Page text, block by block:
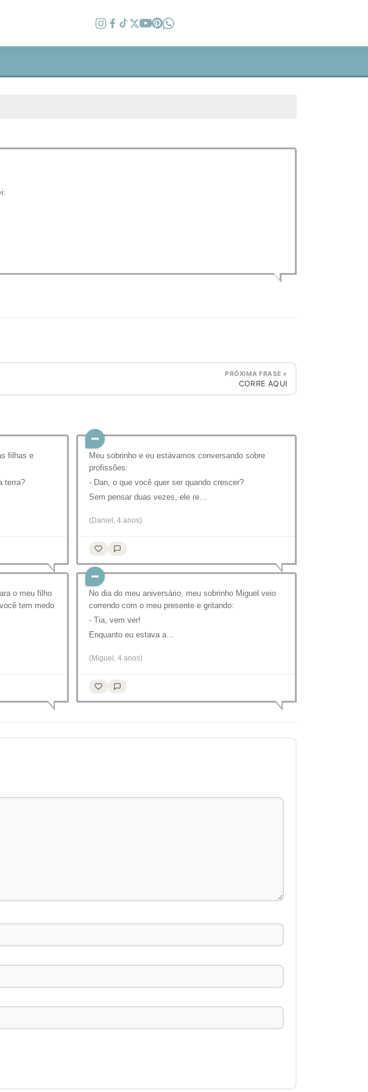
PRÓXIMA FRASE »
CORRE AQUI
filhas e
terra?
Meu sobrinho e eu estávamos conversando sobre
profissões:
- Dan, o que você quer ser quando crescer?
Sem pensar duas vezes, ele re…
(Daniel, 4 anos)
o meu filho
tem medo
No dia do meu aniversário, meu sobrinho Miguel veio
correndo com o meu presente e gritando:⠀
- Tia, vem ver!⠀
Enquanto eu estava a…
(Miguel, 4 anos)